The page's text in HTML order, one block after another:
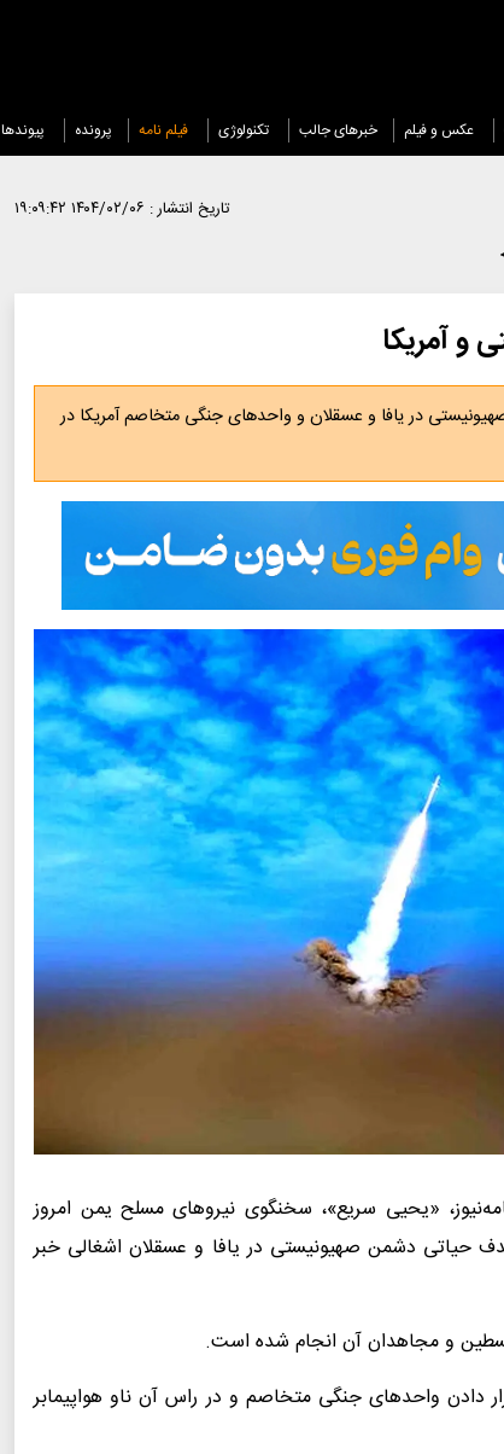
عکس و فیلم خبرهای جالب تکنولوژی فیلم نامه پرونده پیوندها
تاریخ انتشار : ۱۴۰۴/۰۲/۰۶ ۱۹:۰۹:۴۲
و آمریکا
در یافا و عسقلان و واحدهای جنگی متخاصم آمریکا در
«یحیی سریع»، سخنگوی نیروهای مسلح یمن امروز
انجام ۲ عملیات نظامی همزمان با ۲ پهپاد علیه ۲ هدف حیاتی دشمن صهیونیستی در یافا و عسقلان اشغالی خبر
دادن واحدهای جنگی متخاصم و در راس آن ناو هواپیمابر